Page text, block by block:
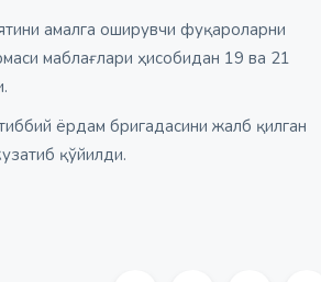
амалга оширувчи фуқароларни
маблағлари ҳисобидан 19 ва 21
ёрдам бригадасини жалб қилган
қўйилди.